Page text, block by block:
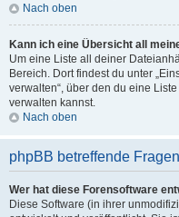
Nach oben
Kann ich eine Übersicht all
Um eine Liste all deiner
Bereich. Dort findest du unter
verwalten“, über den du eine
verwalten kannst.
Nach oben
phpBB betreffende Fragen
Wer hat diese Forensoftware
Diese Software (in ihrer